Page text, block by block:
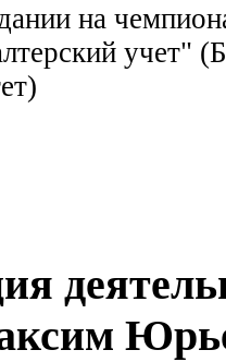
на
учет"